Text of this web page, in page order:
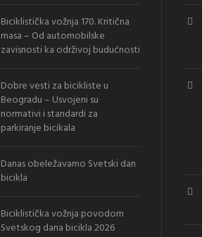
Biciklistička vožnja 170. Kritična
masa – Od automobilske
zavisnosti ka održivoj budućnosti
Dobre vesti za bicikliste u
Beogradu – Usvojeni su
normativi i standardi za
parkiranje bicikala
Danas obeležavamo Svetski dan
bicikla
Biciklistička vožnja povodom
Svetskog dana bicikla 2026